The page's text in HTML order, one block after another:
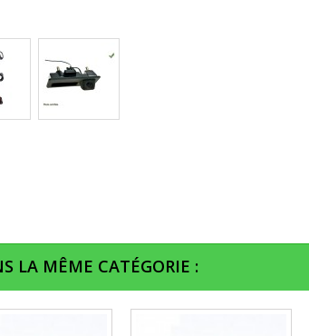
LA MÊME CATÉGORIE :